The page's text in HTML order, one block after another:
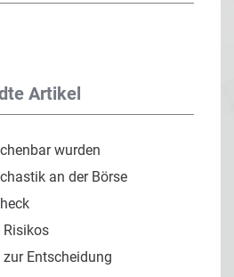
Artikel
wurden
an der Börse
Risikos
Entscheidung